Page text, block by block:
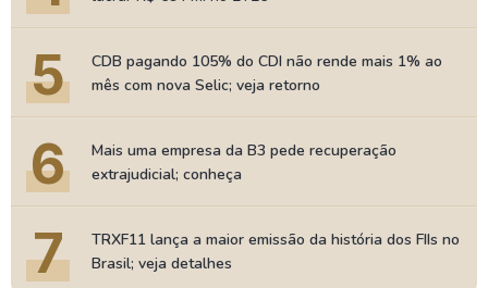
5
CDB pagando 105% do CDI não rende mais 1% ao
mês com nova Selic; veja retorno
6
Mais uma empresa da B3 pede recuperação
extrajudicial; conheça
7
TRXF11 lança a maior emissão da história dos FIIs no
Brasil; veja detalhes